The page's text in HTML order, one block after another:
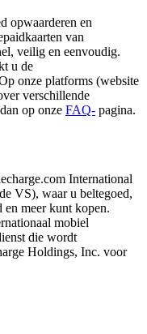
opwaarderen en
van
veilig en eenvoudig.
u de
onze platforms (website
verschillende
op onze FAQ- pagina.
International
VS), waar u beltegoed,
en meer kunt kopen.
mobiel
die wordt
Holdings, Inc. voor